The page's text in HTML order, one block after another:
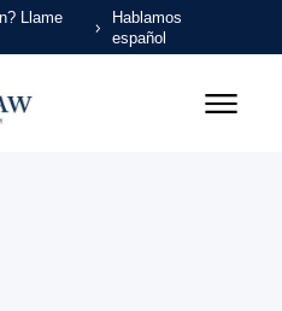
Llame
Hablamos
español